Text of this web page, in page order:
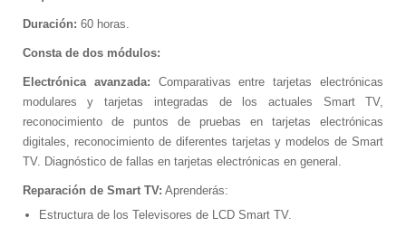
Duración: 60 horas.
Consta de dos módulos:
Electrónica avanzada: Comparativas entre tarjetas electrónicas
modulares y tarjetas integradas de los actuales Smart TV,
reconocimiento de puntos de pruebas en tarjetas electrónicas
digitales, reconocimiento de diferentes tarjetas y modelos de Smart
TV. Diagnóstico de fallas en tarjetas electrónicas en general.
Reparación de Smart TV: Aprenderás:
Estructura de los Televisores de LCD Smart TV.